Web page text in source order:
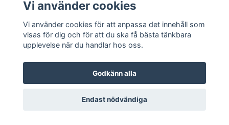
A002 230 3111
Vi använder cookies
Vi använder cookies för att anpassa det innehåll som
visas för dig och för att du ska få bästa tänkbara
upplevelse när du handlar hos oss.
Godkänn alla
Endast nödvändiga